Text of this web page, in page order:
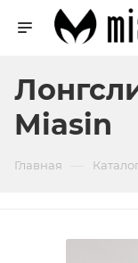
Miasin
Главная